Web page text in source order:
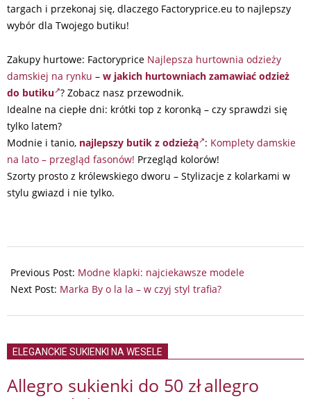
targach i przekonaj się, dlaczego Factoryprice.eu to najlepszy
wybór dla Twojego butiku!
Zakupy hurtowe: Factoryprice Najlepsza hurtownia odzieży
damskiej na rynku – w jakich hurtowniach zamawiać odzież
do butiku ? Zobacz nasz przewodnik.
Idealne na ciepłe dni: krótki top z koronką – czy sprawdzi się
tylko latem?
Modnie i tanio, najlepszy butik z odzieżą : Komplety damskie
na lato – przegląd fasonów! Przegląd kolorów!
Szorty prosto z królewskiego dworu – Stylizacje z kolarkami w
stylu gwiazd i nie tylko.
08-
25
Previous Post: Modne klapki: najciekawsze modele
Next Post: Marka By o la la – w czyj styl trafia?
ELEGANCKIE SUKIENKI NA WESELE
Allegro sukienki do 50 złallegro